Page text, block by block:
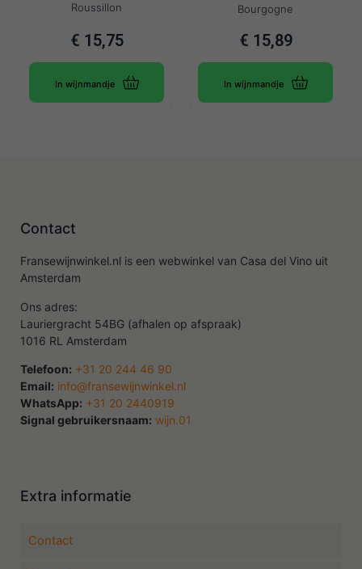
Roussillon
€ 15,75
In wijnmandje
Bourgogne
€ 15,89
In wijnmandje
Contact
Fransewijnwinkel.nl is een webwinkel van Casa del Vino uit
Amsterdam
Ons adres:
Lauriergracht 54BG (afhalen op afspraak)
1016 RL Amsterdam
Telefoon: +31 20 244 46 90
Email: info@fransewijnwinkel.nl
WhatsApp: +31 20 2440919
Signal gebruikersnaam: wijn.01
Extra informatie
Contact